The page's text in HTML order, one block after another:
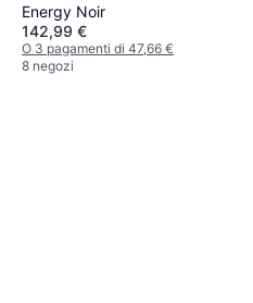
Energy Noir
142,99 €
O 3 pagamenti di 47,66 €
8 negozi